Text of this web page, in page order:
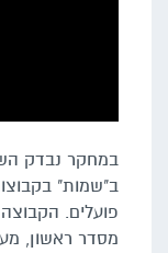
במחקר נבדק
ב"שמות"
פועלים.